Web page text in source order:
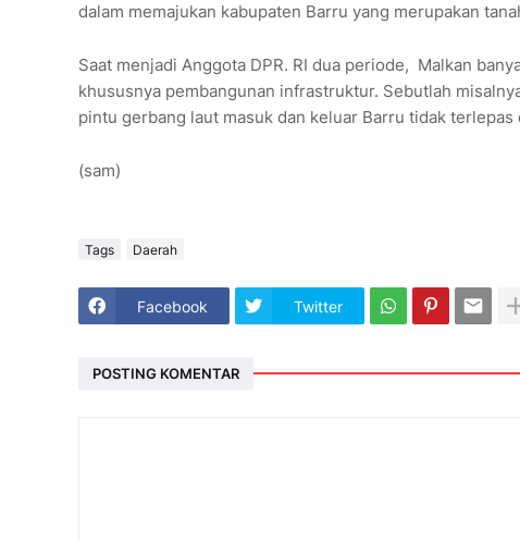
dalam memajukan kabupaten Barru yang merupakan
Saat menjadi Anggota DPR. RI dua periode, Malkan
khususnya pembangunan infrastruktur. Sebutlah
pintu gerbang laut masuk dan keluar Barru tidak
(sam)
Tags Daerah
Facebook Twitter
POSTING KOMENTAR